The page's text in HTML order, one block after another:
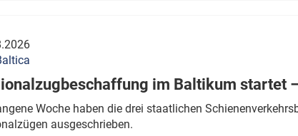
im Baltikum startet
Woche haben die drei staatlichen
ausgeschrieben.